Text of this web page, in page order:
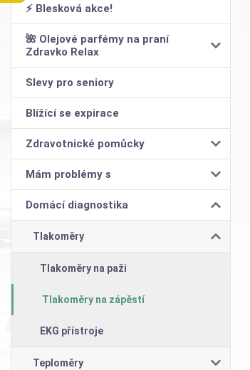
⚡ Blesková akce!
🌺 Olejové parfémy na praní
Zdravko Relax
Slevy pro seniory
Blížící se expirace
Zdravotnické pomůcky
Mám problémy s
Domácí diagnostika
Tlakoměry
Tlakoměry na paži
Tlakoměry na zápěstí
EKG přístroje
Teploměry